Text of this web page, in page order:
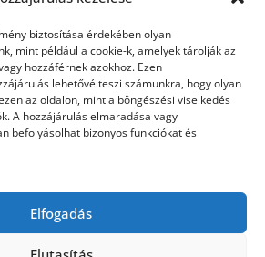
biztosítása érdekében olyan
mint például a cookie-k, amelyek tárolják az
hozzáférnek azokhoz. Ezen
lehetővé teszi számunkra, hogy olyan
az oldalon, mint a böngészési viselkedés
A hozzájárulás elmaradása vagy
befolyásolhat bizonyos funkciókat és
Elfogadás
Kovács László Stone
Malek Miklós mentor Muri Enikő
Péterffy Lili Rocktenors RTL Klub
Ádám Szikora Róbert Takács Nikolas
Vastag Csaba Vastag Tamás
X-Faktor videók
x faktor döntő Zámbó